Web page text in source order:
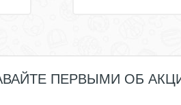
ПЕРВЫМИ ОБ